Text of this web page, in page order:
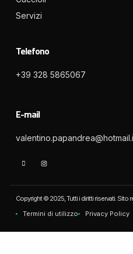
Servizi
Telefono
+39 328 5865067
E-mail
Copyright © 2025, Tutti i diritti riservati. Sito
Termini di utilizzo
Privacy Policy